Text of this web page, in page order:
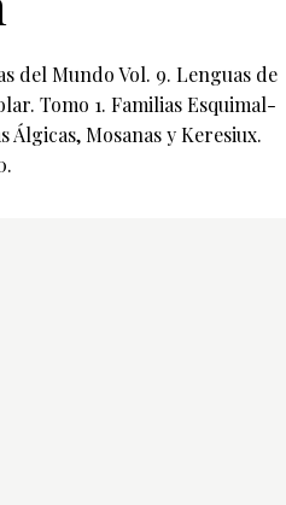
del Mundo Vol. 9. Lenguas de
Tomo 1. Familias Esquimal-
Álgicas, Mosanas y Keresiux.